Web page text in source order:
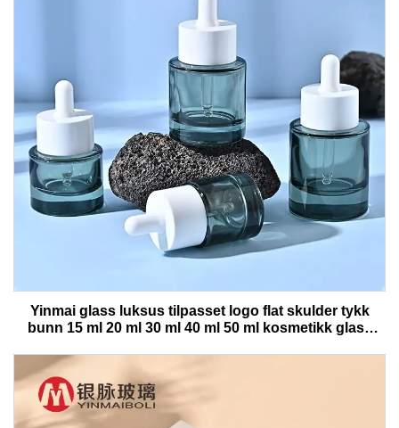
Yinmai glass luksus tilpasset logo flat skulder tykk
bunn 15 ml 20 ml 30 ml 40 ml 50 ml kosmetikk glass